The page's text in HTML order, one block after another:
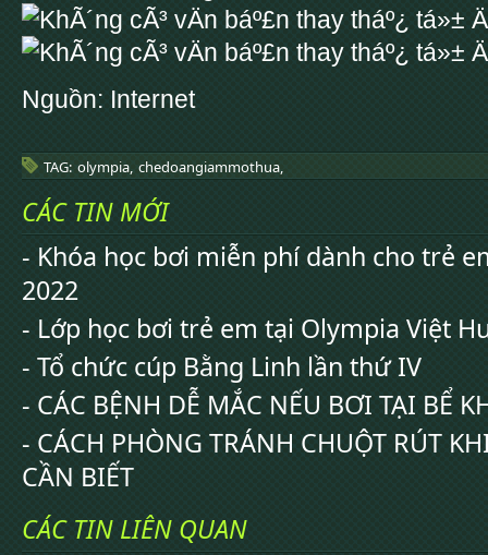
Nguồn: Internet
TAG: olympia, chedoangiammothua,
CÁC TIN MỚI
- Khóa học bơi miễn phí dành cho trẻ
2022
- Lớp học bơi trẻ em tại Olympia Việt
- Tổ chức cúp Bằng Linh lần thứ IV
- CÁC BỆNH DỄ MẮC NẾU BƠI TẠI BỂ
- CÁCH PHÒNG TRÁNH CHUỘT RÚT
CẦN BIẾT
CÁC TIN LIÊN QUAN